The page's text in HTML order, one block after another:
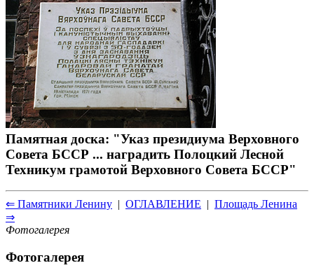
Памятная доска: "Указ президиума Верховного
Совета БССР ... наградить Полоцкий Лесной
Техникум грамотой Верховного Совета БССР"
⇐ Памятники Ленину | ОГЛАВЛЕНИЕ | Площадь Ленина
⇒
Фотогалерея
Фотогалерея